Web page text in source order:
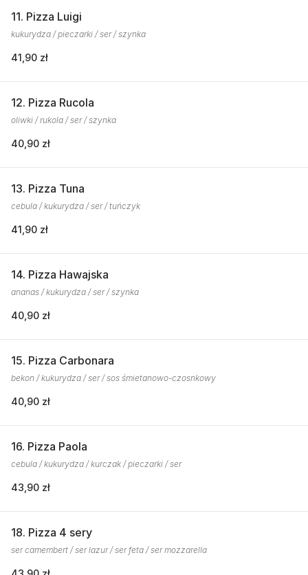
11. Pizza Luigi
kukurydza / pieczarki / ser / szynka
41,90 zł
12. Pizza Rucola
oliwki / rukola / ser / szynka
40,90 zł
13. Pizza Tuna
cebula / kukurydza / ser / tuńczyk
41,90 zł
14. Pizza Hawajska
ananas / kukurydza / ser / szynka
40,90 zł
15. Pizza Carbonara
bekon / kukurydza / ser / sos śmietanowo-czosnkowy
40,90 zł
16. Pizza Paola
cebula / kukurydza / kurczak / pieczarki / ser
43,90 zł
18. Pizza 4 sery
ser camembert / ser lazur / ser feta / ser mozzarella